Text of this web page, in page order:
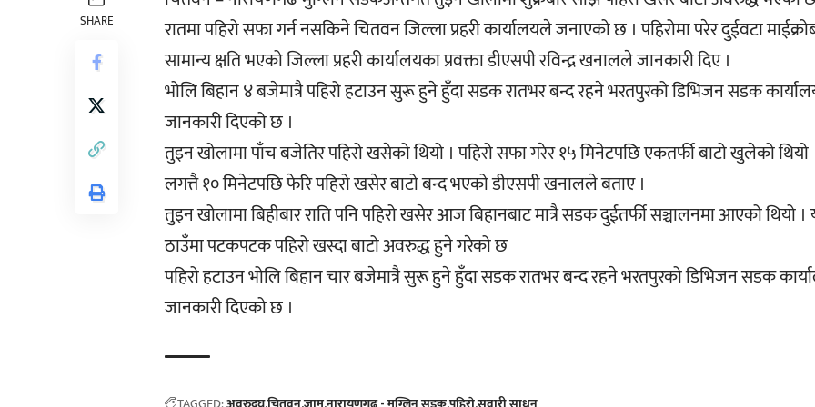
SHARE
रातमा पहिरो सफा गर्न नसकिने चितवन जिल्ला प्रहरी कार्यालयले जनाएको छ । पहिरोमा परेर दुईवटा
सामान्य क्षति भएको जिल्ला प्रहरी कार्यालयका प्रवक्ता डीएसपी रविन्द्र खनालले जानकारी दिए ।
भोलि बिहान ४ बजेमात्रै पहिरो हटाउन सुरू हुने हुँदा सडक रातभर बन्द रहने भरतपुरको डिभिजन सडक
जानकारी दिएको छ ।
तुइन खोलामा पाँच बजेतिर पहिरो खसेको थियो । पहिरो सफा गरेर १५ मिनेटपछि एकतर्फी बाटो खुलेको थियो
लगत्तै १० मिनेटपछि फेरि पहिरो खसेर बाटो बन्द भएको डीएसपी खनालले बताए ।
तुइन खोलामा बिहीबार राति पनि पहिरो खसेर आज बिहानबाट मात्रै सडक दुईतर्फी सञ्चालनमा आएको थियो ।
ठाउँमा पटकपटक पहिरो खस्दा बाटो अवरुद्ध हुने गरेको छ
पहिरो हटाउन भोलि बिहान चार बजेमात्रै सुरू हुने हुँदा सडक रातभर बन्द रहने भरतपुरको डिभिजन सडक
जानकारी दिएको छ ।